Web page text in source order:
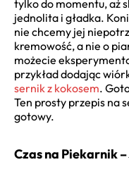
tylko do momentu, aż
jednolita i gładka.
nie chcemy jej
kremowość, a nie o
możecie
przykład dodając
sernik z kokosem.
Ten prosty przepis na
gotowy.
Czas na Piekarnik